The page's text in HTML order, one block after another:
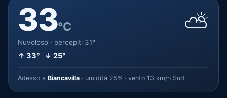
33°C
Nuvoloso · percepiti 31°
↑ 33° ↓ 25°
⛅
Adesso a Biancavilla · umidità 25% · vento 13 km/h Sud